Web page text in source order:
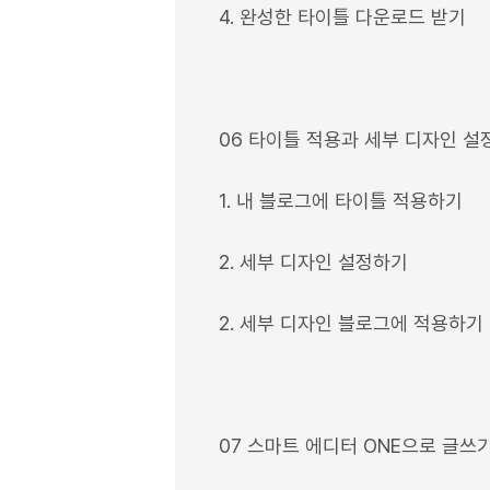
4. 완성한 타이틀 다운로드 받기
06 타이틀 적용과 세부 디자인 설
1. 내 블로그에 타이틀 적용하기
2. 세부 디자인 설정하기
2. 세부 디자인 블로그에 적용하기
07 스마트 에디터 ONE으로 글쓰기